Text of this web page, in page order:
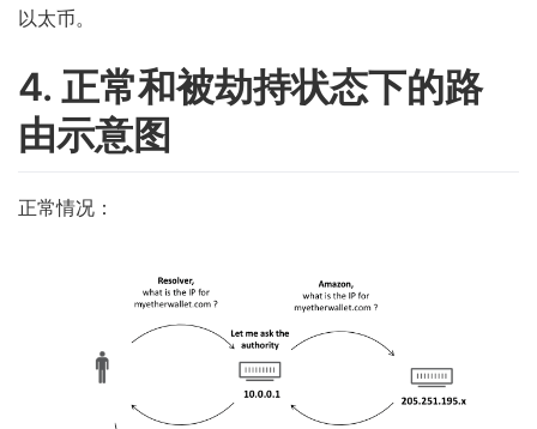
以太币。
4. 正常和被劫持状态下的路
由示意图
正常情况：